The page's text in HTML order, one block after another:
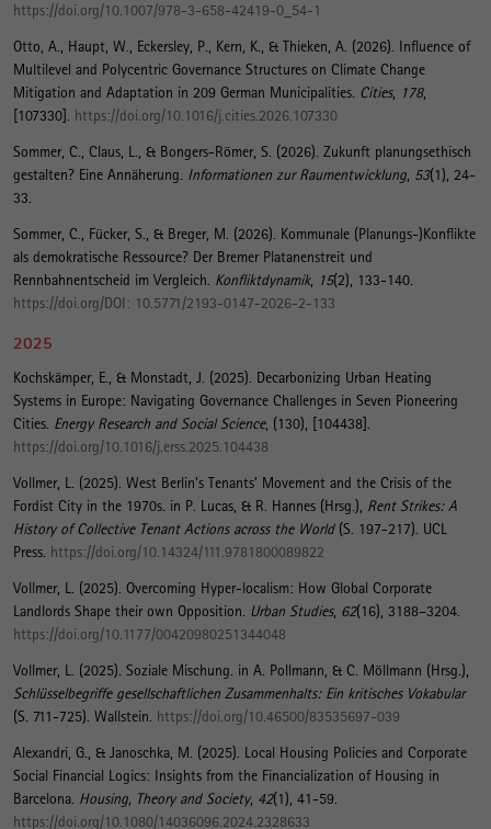
https://doi.org/10.1007/978-3-658-42419-0_54-1
Otto, A. , Haupt, W. , Eckersley, P. , Kern, K. , & Thieken, A. (2026). Influence of
Multilevel and Polycentric Governance Structures on Climate Change
Mitigation and Adaptation in 209 German Municipalities Cities, 178,
[107330]. https://doi.org/10.1016/j.cities.2026.107330
Sommer, C., Claus, L., & Bongers-Römer, S. (2026). Zukunft planungsethisch
gestalten? Eine Annäherung Informationen zur Raumentwicklung 53(1), 24-
33.
Sommer, C., Fücker, S., & Breger, M. (2026). Kommunale (Planungs-)Konflikte
als demokratische Ressource? Der Bremer Platanenstreit und
Rennbahnentscheid im Vergleich Konfliktdynamik, 15(2), 133-140.
https://doi.org/DOI: 10.5771/2193-0147-2026-2-133
2025
Kochskämper, E., & Monstadt, J. (2025). Decarbonizing Urban Heating
Systems in Europe: Navigating Governance Challenges in Seven Pioneering
Cities Energy Research and Social Science, (130), [104438].
https://doi.org/10.1016/j.erss.2025.104438
Vollmer, L. (2025). West Berlin’s Tenants’ Movement and the Crisis of the
Fordist City in the 1970s . in P. Lucas, & R. Hannes (Hrsg.), Rent Strikes: A
History of Collective Tenant Actions across the World (S. 197-217). UCL
Press. https://doi.org/10.14324/111.9781800089822
Vollmer, L. (2025). Overcoming Hyper-localism: How Global Corporate
Landlords Shape their own Opposition
Urban Studies, 62(16), 3188–3204.
https://doi.org/10.1177/00420980251344048
Vollmer, L. (2025). Soziale Mischung . in A. Pollmann, & C. Möllmann (Hrsg.),
Schlüsselbegriffe gesellschaftlichen Zusammenhalts: Ein kritisches Vokabular
(S. 711-725). Wallstein. https://doi.org/10.46500/83535697-039
Alexandri, G. , & Janoschka, M. (2025). Local Housing Policies and Corporate
Social Financial Logics: Insights from the Financialization of Housing in
Barcelona Housing, Theory and Society, 42(1), 41-59.
https://doi.org/10.1080/14036096.2024.2328633